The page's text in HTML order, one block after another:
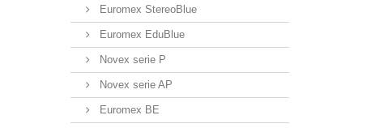
Euromex StereoBlue
Euromex EduBlue
Novex serie P
Novex serie AP
Euromex BE